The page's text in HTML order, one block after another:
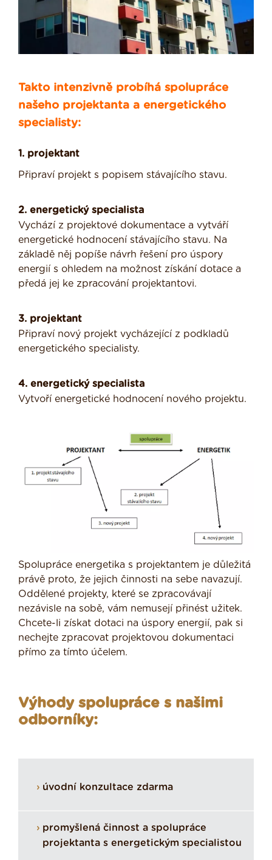
Takto intenzivně probíhá spolupráce
našeho projektanta a energetického
specialisty:
1. projektant
Připraví projekt s popisem stávajícího stavu.
2. energetický specialista
Vychází z projektové dokumentace a vytváří
energetické hodnocení stávajícího stavu. Na
základě něj popíše návrh řešení pro úspory
energií s ohledem na možnost získání dotace a
předá jej ke zpracování projektantovi.
3. projektant
Připraví nový projekt vycházející z podkladů
energetického specialisty.
4. energetický specialista
Vytvoří energetické hodnocení nového projektu.
Spolupráce energetika s projektantem je důležitá
právě proto, že jejich činnosti na sebe navazují.
Oddělené projekty, které se zpracovávají
nezávisle na sobě, vám nemusejí přinést užitek.
Chcete-li získat dotaci na úspory energií, pak si
nechejte zpracovat projektovou dokumentaci
přímo za tímto účelem.
Výhody spolupráce s našimi
odborníky:
úvodní konzultace zdarma
promyšlená činnost a spolupráce
projektanta s energetickým specialistou